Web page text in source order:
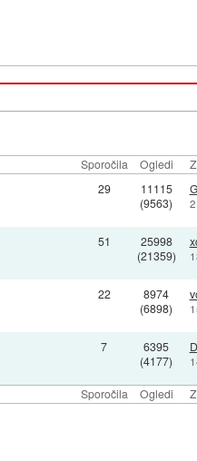
Sporočila Ogledi
Sporočila Ogledi
29
11115
(9563)
51
25998
(21359)
22
8974
(6898)
7
6395
(4177)